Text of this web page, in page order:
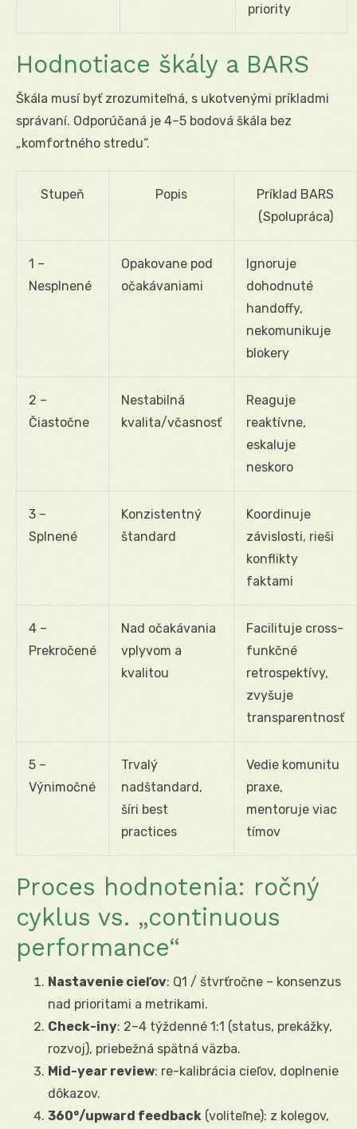
priority
Hodnotiace škály a BARS
Škála musí byť zrozumiteľná, s ukotvenými príkladmi
správaní. Odporúčaná je 4–5 bodová škála bez
„komfortného stredu“.
Stupeň Popis
Príklad BARS
(Spolupráca)
1 –
Nesplnené
Opakovane pod
očakávaniami
Ignoruje
dohodnuté
handoffy,
nekomunikuje
blokery
2 –
Čiastočne
Nestabilná
kvalita/včasnosť
Reaguje
reaktívne,
eskaluje
neskoro
3 –
Splnené
Konzistentný
štandard
Koordinuje
závislosti, rieši
konflikty
faktami
4 –
Prekročené
Nad očakávania
vplyvom a
kvalitou
Facilituje cross-
funkčné
retrospektívy,
zvyšuje
transparentnosť
5 –
Výnimočné
Trvalý
nadštandard,
šíri best
practices
Vedie komunitu
praxe,
mentoruje viac
tímov
Proces hodnotenia: ročný
cyklus vs. „continuous
performance“
Nastavenie cieľov: Q1 / štvrťročne – konsenzus
nad prioritami a metrikami.
Check-iny: 2–4 týždenné 1:1 (status, prekážky,
rozvoj), priebežná spätná väzba.
Mid-year review: re-kalibrácia cieľov, doplnenie
dôkazov.
360°/upward feedback (voliteľne): z kolegov,